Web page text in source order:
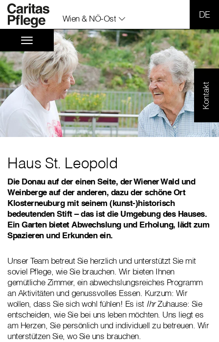
Wien & NÖ-Ost
Kontakt
Haus St. Leopold
Die Donau auf der einen Seite, der Wiener Wald und
Weinberge auf der anderen, dazu der schöne Ort
Klosterneuburg mit seinem (kunst-)historisch
bedeutenden Stift – das ist die Umgebung des Hauses.
Ein Garten bietet Abwechslung und Erholung, lädt zum
Spazieren und Erkunden ein.
Unser Team betreut Sie herzlich und unterstützt Sie mit
soviel Pflege, wie Sie brauchen. Wir bieten Ihnen
gemütliche Zimmer, ein abwechslungsreiches Programm
an Aktivitäten und genussvolles Essen. Kurzum: Wir
wollen, dass Sie sich wohl fühlen! Es ist IhrZuhause: Sie
entscheiden, wie Sie bei uns leben möchten. Uns liegt es
am Herzen, Sie persönlich und individuell zu betreuen. Wir
unterstützen Sie, wo Sie uns brauchen.